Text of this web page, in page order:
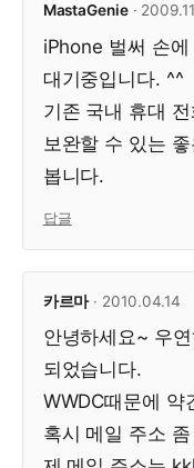
MastaGenie·
iPhone 벌써 손
대기중입니다. ^^
기존 국내 휴대
보완할 수 있는
봅니다.
답글
카르마· 2010.04.14
안녕하세요~ 우
되었습니다.
WWDC때문에
혹시 메일 주소